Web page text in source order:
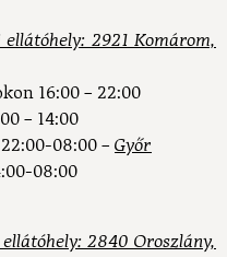
2921 Komárom,
16:00 – 22:00
– 14:00
08:00 – Győr
08:00
2840 Oroszlány,